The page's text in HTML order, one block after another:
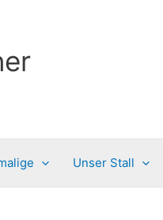
Unser Stall